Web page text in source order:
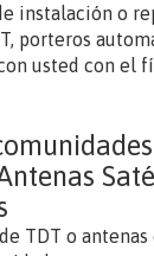
instalación o
porteros
usted con el
TDT o